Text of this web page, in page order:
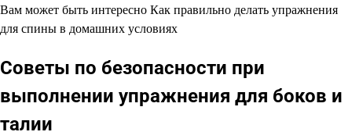
Вам может быть интересно Как правильно делать упражнения
для спины в домашних условиях
Советы по безопасности при
выполнении упражнения для боков и
талии